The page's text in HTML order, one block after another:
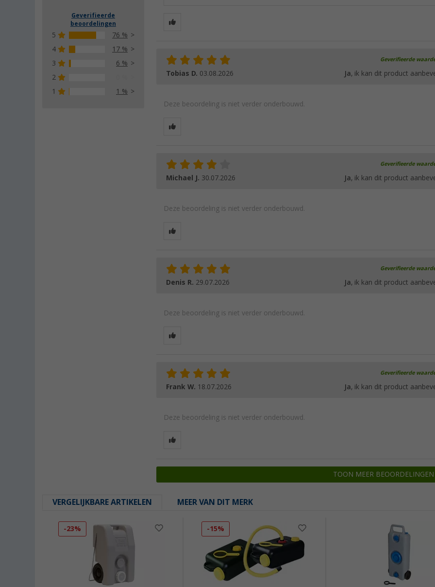
Geverifieerde
beoordelingen
5
76 %
4
17 %
3
6 %
2
1
1 %
Geverifieerde
Tobias D. 03.08.2026 Ja, ik kan dit product
Deze beoordeling is niet verder onderbouwd.
Geverifieerde
Michael J. 30.07.2026 Ja, ik kan dit product
Deze beoordeling is niet verder onderbouwd.
Geverifieerde
Denis R. 29.07.2026 Ja, ik kan dit product
Deze beoordeling is niet verder onderbouwd.
Geverifieerde
Frank W. 18.07.2026 Ja, ik kan dit product
Deze beoordeling is niet verder onderbouwd.
TOON MEER BEOORDELINGEN
VERGELIJKBARE ARTIKELEN MEER VAN DIT MERK
-23% -15%